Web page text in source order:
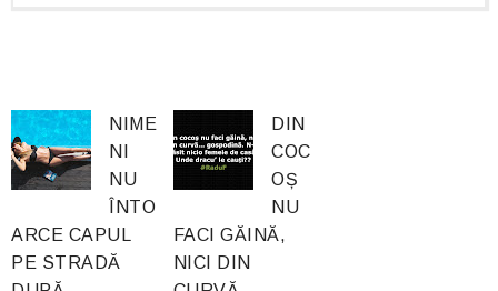
NIME
NI
NU
ÎNTO
ARCE CAPUL
PE STRADĂ
DIN
COC
OȘ
NU
FACI GĂINĂ,
NICI DIN